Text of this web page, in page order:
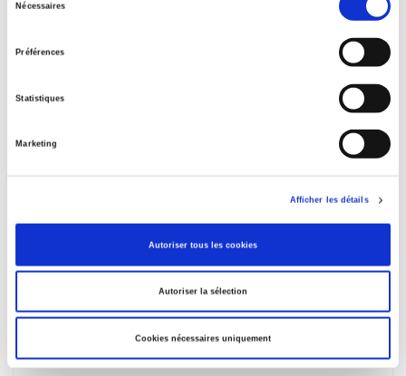
Nécessaires
Préférences
Statistiques
Marketing
Afficher les détails
Autoriser tous les cookies
Autoriser la sélection
Cookies nécessaires uniquement
Aurélien Evrard